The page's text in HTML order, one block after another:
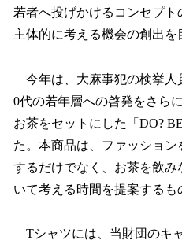
若者へ投げかけるコンセプ
主体的に考える機会の創出を
今年は、大麻事犯の検挙人
0代の若年層への啓発をさら
お茶をセットにした「DO?
た。本商品は、ファッショ
するだけでなく、お茶を飲
いて考える時間を提案するも
Tシャツには、当財団のキ